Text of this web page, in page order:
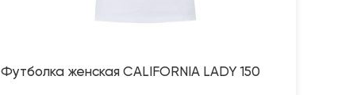
Футболка женская CALIFORNIA LADY 150